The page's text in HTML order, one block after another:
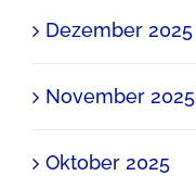
Dezember 2025
November 2025
Oktober 2025